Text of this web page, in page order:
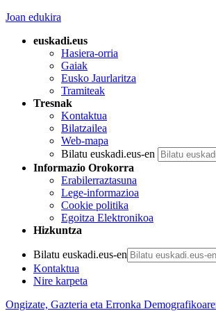
Joan edukira
euskadi.eus
Hasiera-orria
Gaiak
Eusko Jaurlaritza
Tramiteak
Tresnak
Kontaktua
Bilatzailea
Web-mapa
Bilatu euskadi.eus-en
Informazio Orokorra
Erabilerraztasuna
Lege-informazioa
Cookie politika
Egoitza Elektronikoa
Hizkuntza
Bilatu euskadi.eus-en
Kontaktua
Nire karpeta
Ongizate, Gazteria eta Erronka